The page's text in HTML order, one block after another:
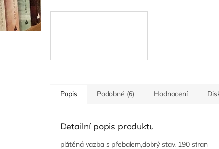
Popis Podobné (6) Hodnocení
Detailní popis produktu
plátěná vazba s přebalem,dobrý stav, 190 stran